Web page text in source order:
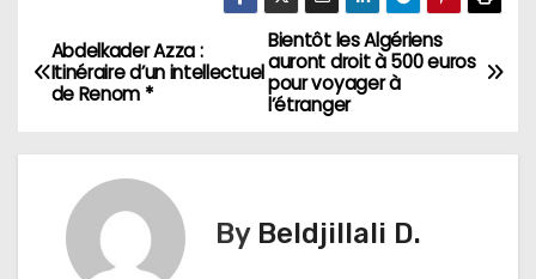
N
a
v
Bientôt les Algériens
auront droit à 500 euros
pour voyager à
l’étranger
Abdelkader Azza :
Itinéraire d’un intellectuel
de Renom *
By Beldjillali D.